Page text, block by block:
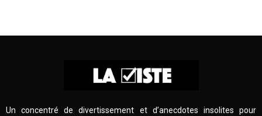
Un concentré de divertissement et d’anecdotes insolites pour